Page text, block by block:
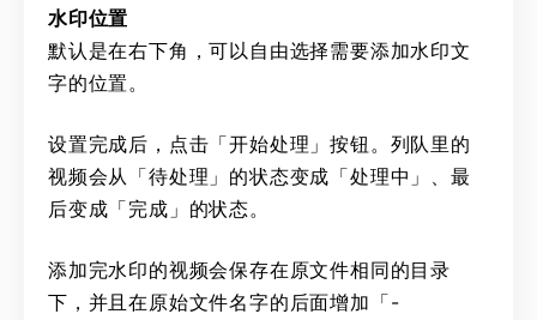
水印位置
默认是在右下角，可以自由选择需要添加水印文
字的位置。
设置完成后，点击「开始处理」按钮。列队里的
视频会从「待处理」的状态变成「处理中」、最
后变成「完成」的状态。
添加完水印的视频会保存在原文件相同的目录
下，并且在原始文件名字的后面增加「-